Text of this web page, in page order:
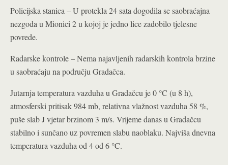
Policijska stanica – U protekla 24 sata dogodila se saobraćajna
nezgoda u Mionici 2 u kojoj je jedno lice zadobilo tjelesne
povrede.
Radarske kontrole – Nema najavljenih radarskih kontrola brzine
u saobraćaju na području Gradačca.
Jutarnja temperatura vazduha u Gradačcu je 0 °C (u 8 h),
atmosferski pritisak 984 mb, relativna vlažnost vazduha 58 %,
puše slab J vjetar brzinom 3 m/s. Vrijeme danas u Gradačcu
stabilno i sunčano uz povremen slabu naoblaku. Najviša dnevna
temperatura vazduha od 4 od 6 °C.